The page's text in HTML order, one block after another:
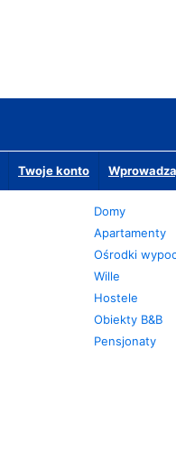
Twoje konto
Domy
Apartamenty
Ośrodki
Wille
Hostele
Obiekty B&B
Pensjonaty